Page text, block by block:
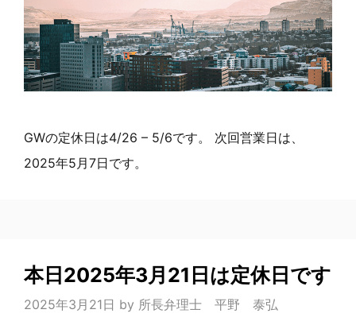
GWの定休日は4/26 – 5/6です。 次回営業日は、
2025年5月7日です。
本日2025年3月21日は定休日です
2025年3月21日 by 所長弁理士 平野 泰弘